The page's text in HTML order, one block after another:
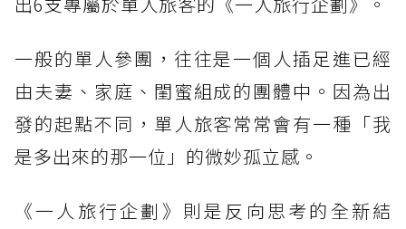
一般的單人參團，往往是一個人插足進已經
由夫妻、家庭、閨蜜組成的團體中。因為出
發的起點不同，單人旅客常常會有一種「我
是多出來的那一位」的微妙孤立感。
《一人旅行企劃》則是反向思考的全新結